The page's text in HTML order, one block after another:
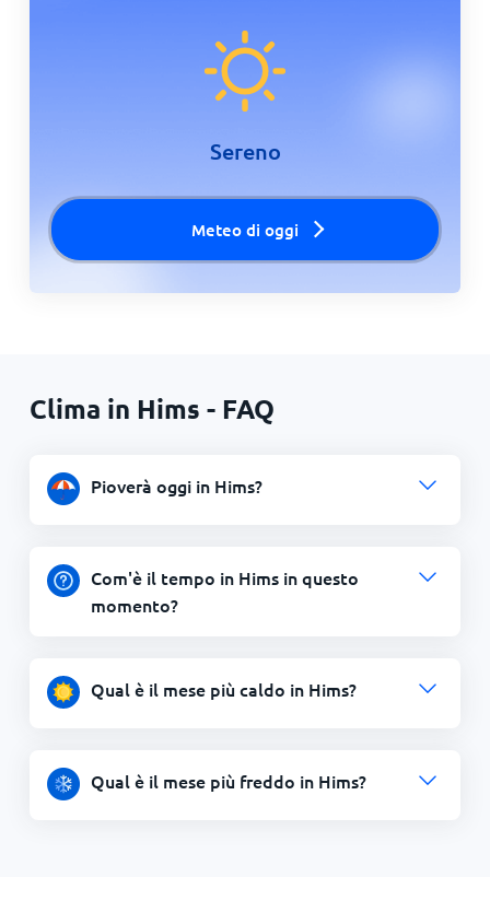
Sereno
Meteo di oggi
Clima in Hims - FAQ
Pioverà oggi in Hims?
Com'è il tempo in Hims in questo
momento?
Qual è il mese più caldo in Hims?
Qual è il mese più freddo in Hims?